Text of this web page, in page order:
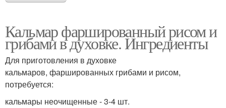
Кальмар фаршированный рисом и
грибами в духовке. Ингредиенты
Для приготовления в духовке
кальмаров, фаршированных грибами и рисом,
потребуется:
кальмары неочищенные - 3-4 шт.